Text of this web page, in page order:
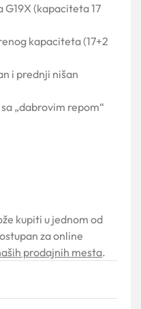
(kapaciteta 17
kapaciteta (17+2
i prednji nišan
„dabrovim repom“
kupiti u jednom od
za online
prodajnih mesta.